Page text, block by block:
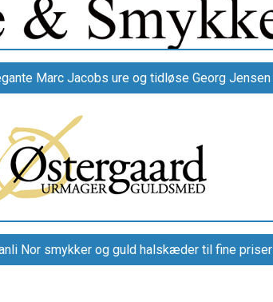
Nor smykker og guld halskæder til fine priser